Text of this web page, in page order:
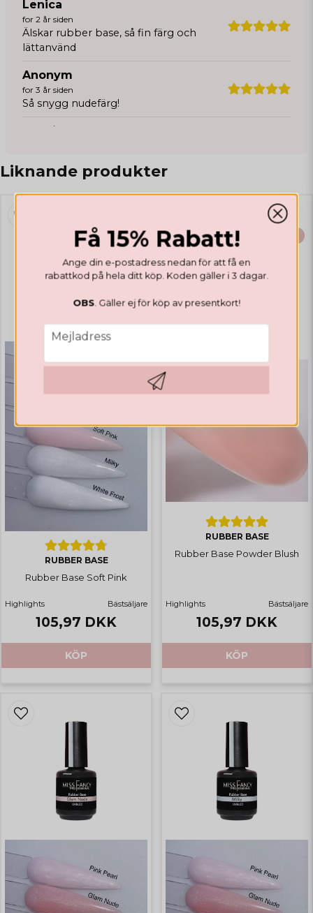
Lenica
for 2 år siden
Älskar rubber base, så fin färg och
lättanvänd
Anonym
for 3 år siden
Så snygg nudefärg!
Liknande produkter
RUBBER BASE
Rubber Base Soft Pink
Highlights Bästsäljare
105,97 DKK
KÖP
BÄSTSÄLJARE
RUBBER BASE
Rubber Base Powder Blush
Highlights Bästsäljare
105,97 DKK
KÖP
Få 15% Rabatt!
Ange din e-postadress nedan för att få en
rabattkod på hela ditt köp. Koden gäller i 3 dagar.
OBS. Gäller ej för köp av presentkort!
email
Mejladress